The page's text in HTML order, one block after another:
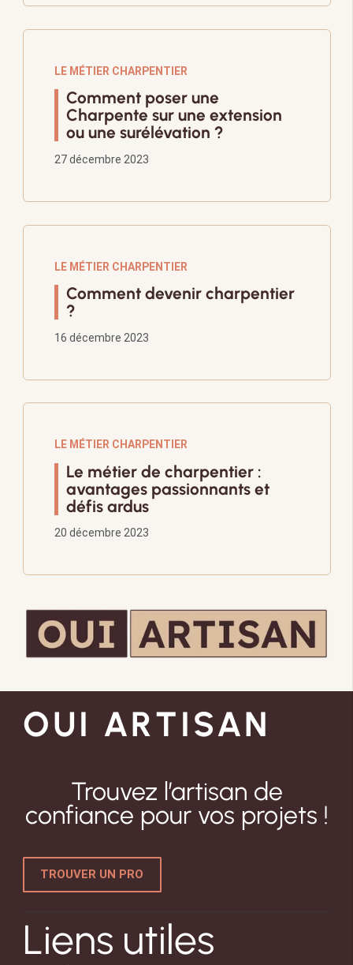
LE MÉTIER CHARPENTIER
Comment poser une
Charpente sur une extension
ou une surélévation ?
27 décembre 2023
LE MÉTIER CHARPENTIER
Comment devenir charpentier
?
16 décembre 2023
LE MÉTIER CHARPENTIER
Le métier de charpentier :
avantages passionnants et
défis ardus
20 décembre 2023
OUI ARTISAN
Trouvez l’artisan de
confiance pour vos projets !
TROUVER UN PRO
Liens utiles